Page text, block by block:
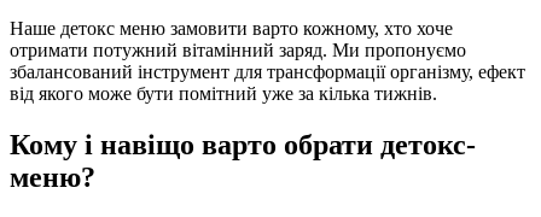
Наше детокс меню замовити варто кожному, хто хоче
отримати потужний вітамінний заряд. Ми пропонуємо
збалансований інструмент для трансформації організму, ефект
від якого може бути помітний уже за кілька тижнів.
Кому і навіщо варто обрати детокс-
меню?